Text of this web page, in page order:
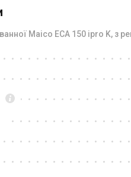
ECA 100 ipro KF
Відгуки 2 В наявності
Maico ECA 150 ipro K, з